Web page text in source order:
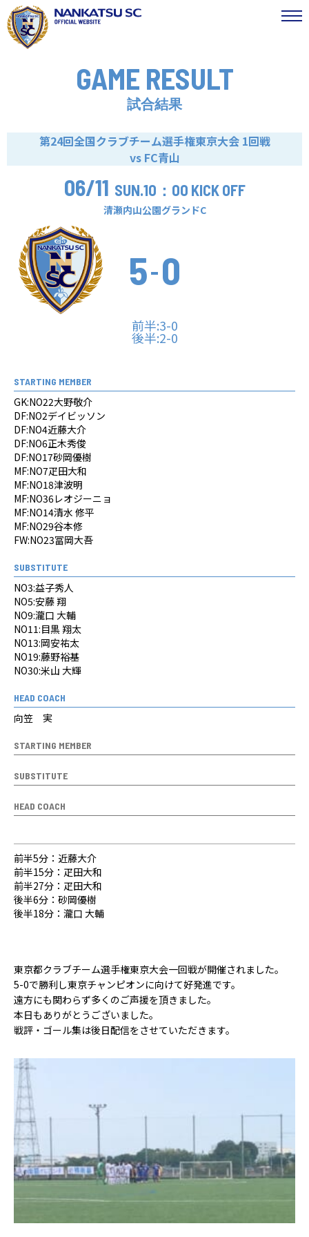
GAME RESULT
試合結果
第24回全国クラブチーム選手権東京大会 1回戦
vs FC青山
06/11 SUN.10：00 KICK OFF
清瀬内山公園グランドC
5 0
前半:3-0
後半:2-0
STARTING MEMBER
GK:NO22大野敬介
DF:NO2デイビッソン
DF:NO4近藤大介
DF:NO6正木秀俊
DF:NO17砂岡優樹
MF:NO7疋田大和
MF:NO18津波明
MF:NO36レオジーニョ
MF:NO14清水 修平
MF:NO29谷本修
FW:NO23冨岡大吾
SUBSTITUTE
N​O3:益子秀人
NO5:安藤 翔
NO9:瀧口 大輔
NO11:目黒 翔太
NO13:岡安祐太
N​O19:​藤野裕基
NO30:米山 大輝
HEAD COACH
向笠 実
STARTING MEMBER
SUBSTITUTE
HEAD COACH
前半5分：近藤大介
前半15分：疋田大和
前半27分：疋田大和
後半6分：砂岡優樹
後半18分：瀧口 大輔
東京都クラブチーム選手権東京大会一回戦が開催されました。
5-0で勝利し東京チャンピオンに向けて好発進です。
遠方にも関わらず多くのご声援を頂きました。
本日もありがとうございました。
戦評・ゴール集は後日配信をさせていただきます。